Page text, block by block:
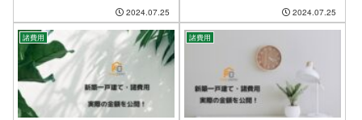
462,955円諸経費合計金額の内訳
銀行ローン関係の諸経費 保証保
険料＝0円 銀行ロー...
2024.07.25
済・お引渡し日平成26年7月諸経
費合計金額1,124,625円（物件売
買金額の3.62%）諸経費合計金額
の内訳 銀行ロ...
2024.07.25
諸費用 諸費用